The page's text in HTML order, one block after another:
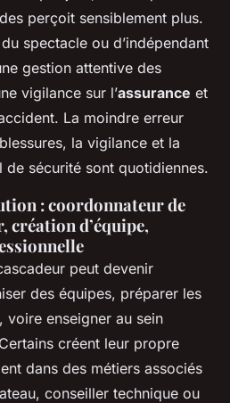
perçoit sensiblement plus.
spectacle ou d’indépendant
gestion attentive des
vigilance sur l’assurance et
La moindre erreur
la vigilance et la
sécurité sont quotidiennes.
: coordonnateur de
création d’équipe,
peut devenir
des équipes, préparer les
enseigner au sein
créent leur propre
dans des métiers associés
conseiller technique ou